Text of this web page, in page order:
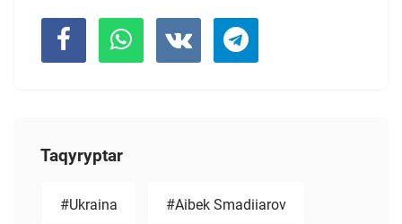
Taqyryptar
#Ukraina #Aibek Smadiiarov